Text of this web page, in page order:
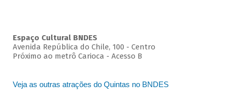
Espaço Cultural BNDES
Avenida República do Chile, 100 - Centro
Próximo ao metrô Carioca - Acesso B
Veja as outras atrações do Quintas no BNDES